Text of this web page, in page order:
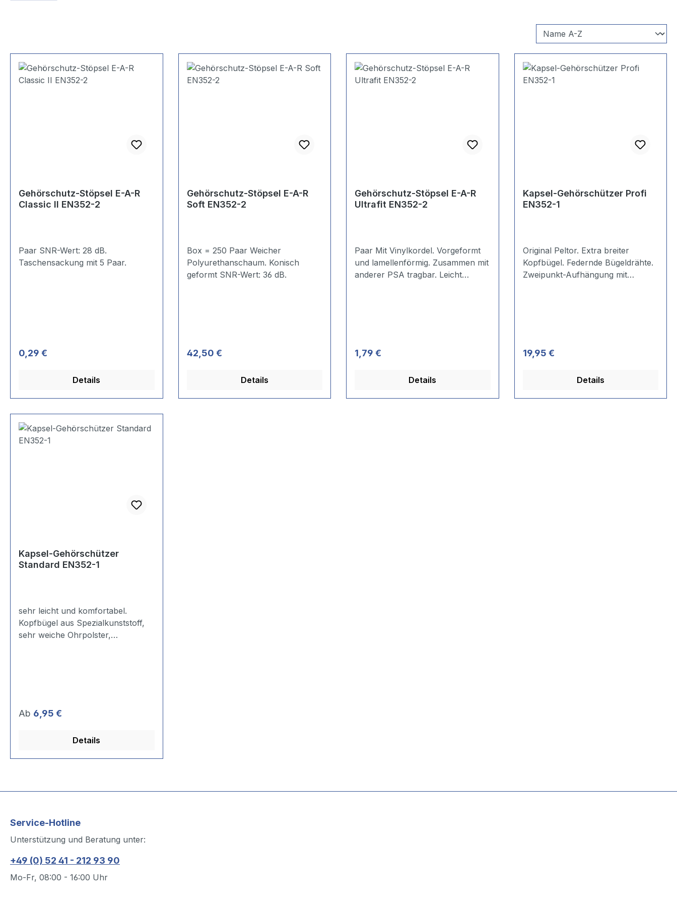
Gehörschutz-Stöpsel E-A-R
Classic II EN352-2
Paar SNR-Wert: 28 dB.
Regulärer Preis:
0,29 €
Details
Gehörschutz-Stöpsel E-A-R
Soft EN352-2
Box = 250 Paar Weicher
Polyurethanschaum. Konisch
Regulärer Preis:
42,50 €
Details
Gehörschutz-Stöpsel E-A-R
Ultrafit EN352-2
Paar Mit Vinylkordel. Vorgeformt
und lamellenförmig. Zusammen mit
anderer PSA tragbar. Leicht
Regulärer Preis:
1,79 €
Details
Kapsel-Gehörschützer Profi
EN352-1
Original Peltor. Extra breiter
Kopfbügel. Federnde Bügeldrähte.
Zweipunkt-Aufhängung mit
Regulärer Preis:
19,95 €
Details
Kapsel-Gehörschützer
Standard EN352-1
sehr leicht und komfortabel.
Kopfbügel aus Spezialkunststoff,
sehr weiche Ohrpolster,
Regulärer Preis:
Ab 6,95 €
Details
Service-Hotline
Unterstützung und Beratung unter:
+49 (0) 52 41 - 212 93 90
Mo-Fr, 08:00 - 16:00 Uhr